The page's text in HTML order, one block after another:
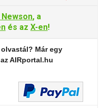
, a
és az X-en!
Már egy
AIRportal.hu